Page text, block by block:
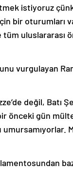
istiyoruz
bir oturumları
uluslararası
vurgulayan
değil, Batı
önceki gün